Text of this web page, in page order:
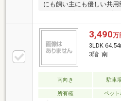
にも飼い主にも優しい共
リミングルームもありま
納など、各室に収納を備
ーで通風良好♪【株式会社
の信頼で未公開情報多数
ます。宅建士×FP×住宅ロ
せ持つ『ライフ・エキスパ
様の老後も見据えたライ
にご相談下さい！☆物件の
278〉☆
3,490万
3LDK
3階 南
南向き 駐車
所有権
ペッ